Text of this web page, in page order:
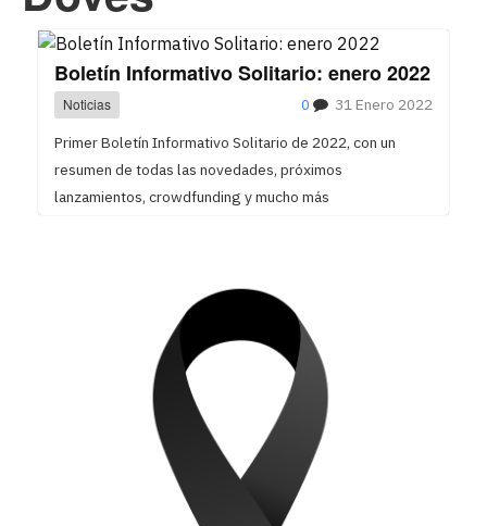
Boletín Informativo Solitario: enero 2022
Noticias 31 Enero 2022
0
Primer Boletín Informativo Solitario de 2022, con un
resumen de todas las novedades, próximos
lanzamientos, crowdfunding y mucho más